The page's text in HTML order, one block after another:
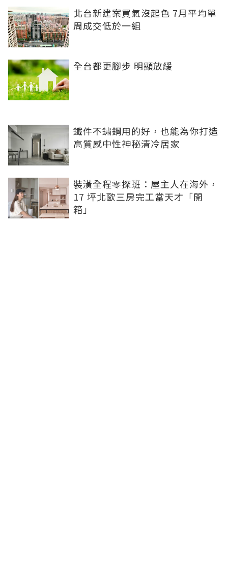
北台新建案買氣沒起色 7月平均單
周成交低於一組
全台都更腳步 明顯放緩
鐵件不鏽鋼用的好，也能為你打造
高質感中性神秘清冷居家
裝潢全程零探班：屋主人在海外，
17 坪北歐三房完工當天才「開
箱」